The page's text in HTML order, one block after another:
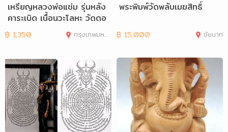
เหรียญหลวงพ่อแช่ม รุ่นหลัง
คาระเบิด เนื้อนวะโลหะ วัดดอ
นยายหอม
฿ 1,350 กรุงเทพมหานคร
พระพิมพ์วัดพลับเมฆสิทธิ์
฿ 15,000 ชัยนาท